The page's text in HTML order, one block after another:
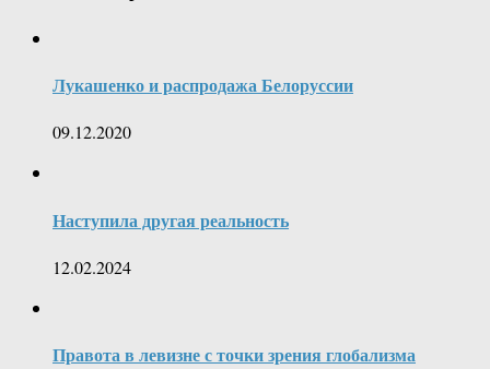
Лукашенко и распродажа Белоруссии
09.12.2020
Наступила другая реальность
12.02.2024
Правота в левизне с точки зрения глобализма